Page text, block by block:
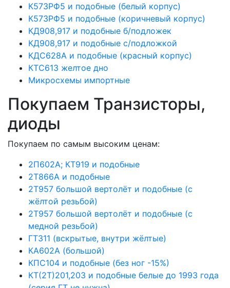
К573РФ5 и подобные (белый корпус)
К573РФ5 и подобные (коричневый корпус)
КД908,917 и подобные б/подложек
КД908,917 и подобные с/подложкой
КДС628А и подобные (красный корпус)
КТС613 желтое дно
Микросхемы импортные
Покупаем Транзисторы,
диоды
Покупаем по самым высоким ценам:
2П602А; КТ919 и подобные
2Т866А и подобные
2Т957 большой вертолёт и подобные (с
жёлтой резьбой)
2Т957 большой вертолёт и подобные (с
медной резьбой)
ГТ311 (вскрытые, внутри жёлтые)
КА602А (большой)
КПС104 и подобные (без ног -15%)
КТ(2Т)201,203 и подобные белые до 1993 года